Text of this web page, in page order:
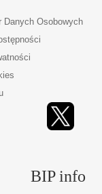
Danych Osobowych
BIP info